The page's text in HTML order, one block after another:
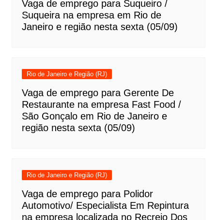
Vaga de emprego para Suqueiro /
Suqueira na empresa em Rio de
Janeiro e região nesta sexta (05/09)
Rio de Janeiro e Região (RJ)
Vaga de emprego para Gerente De
Restaurante na empresa Fast Food /
São Gonçalo em Rio de Janeiro e
região nesta sexta (05/09)
Rio de Janeiro e Região (RJ)
Vaga de emprego para Polidor
Automotivo/ Especialista Em Repintura
na empresa localizada no Recreio Dos